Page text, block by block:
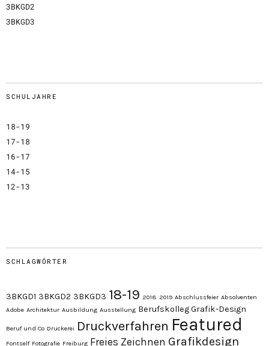
3BKGD2
3BKGD3
SCHULJAHRE
18-19
17-18
16-17
14-15
12-13
SCHLAGWÖRTER
3BKGD1 3BKGD2 3BKGD3 18-19 2018 2019 Abschlussfeier Absolventen
Adobe Architektur Ausbildung Ausstellung Berufskolleg Grafik-Design
Beruf und Co Druckerei Druckverfahren Featured
Fontself Fotografie Freiburg Freies Zeichnen Grafikdesign